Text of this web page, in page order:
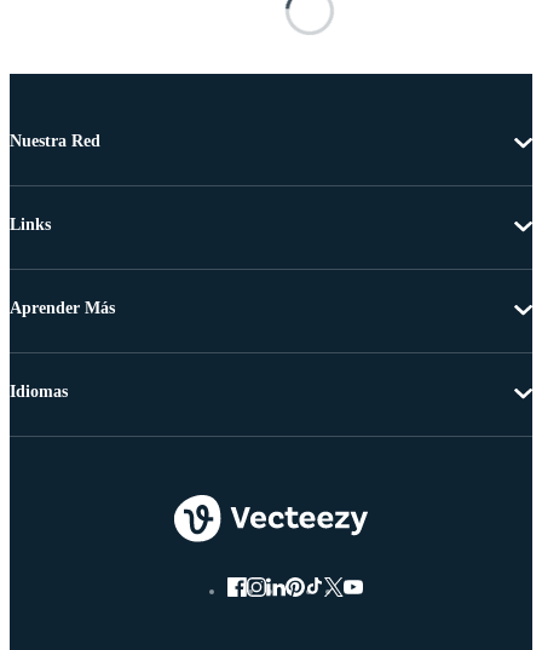
Nuestra Red
Links
Aprender Más
Idiomas